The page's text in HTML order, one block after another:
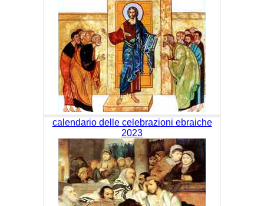
calendario delle celebrazioni ebraiche
2023